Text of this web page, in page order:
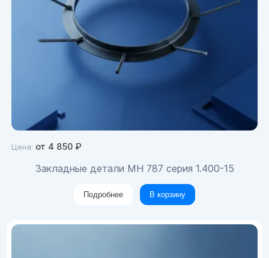
Цена: от 4 850 ₽
Закладные детали МН 787 серия 1.400-15
Подробнее В корзину